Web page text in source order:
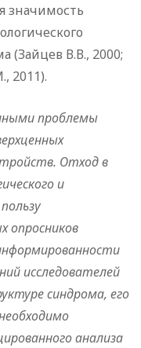
значимость
(Зайцев В.В., 2000;
2011).
проблемы
Отход в
и
опросников
исследователей
синдрома, его
анализа